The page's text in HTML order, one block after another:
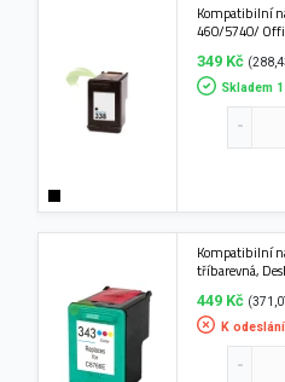
Kompatibilní
460/5740/
349 Kč
Skladem
Kompatibilní
tříbarevná,
449 Kč
K